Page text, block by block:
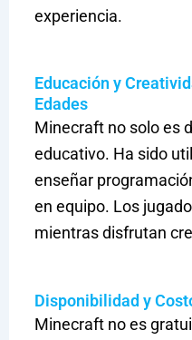
experiencia.
Educación y
Edades
Minecraft no solo es
educativo. Ha sido
enseñar
en equipo. Los
mientras disfrutan
Disponibilidad y
Minecraft no es